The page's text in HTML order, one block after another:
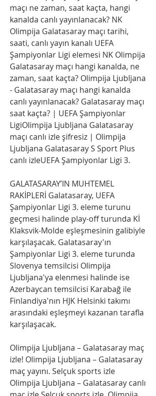
maçı ne zaman, saat kaçta, hangi
kanalda canlı yayınlanacak? NK
Olimpija Galatasaray maçı tarihi,
saati, canlı yayın kanalı UEFA
Şampiyonlar Ligi elemesi NK Olimpija
Galatasaray maçı hangi kanalda, ne
zaman, saat kaçta? Olimpija Ljubljana
- Galatasaray maçı hangi kanalda
canlı yayınlanacak? Galatasaray maçı
saat kaçta? | UEFA Şampiyonlar
LigiOlimpija Ljubljana Galatasaray
maçı canlı izle şifresiz | Olimpija
Ljubljana Galatasaray S Sport Plus
canlı izleUEFA Şampiyonlar Ligi 3.
GALATASARAY’IN MUHTEMEL
RAKİPLERİ Galatasaray, UEFA
Şampiyonlar Ligi 3. eleme turunu
geçmesi halinde play-off turunda Kİ
Klaksvik-Molde eşleşmesinin galibiyle
karşılaşacak. Galatasaray'ın
Şampiyonlar Ligi 3. eleme turunda
Slovenya temsilcisi Olimpija
Ljubljana'ya elenmesi halinde ise
Azerbaycan temsilcisi Karabağ ile
Finlandiya'nın HJK Helsinki takımı
arasındaki eşleşmeyi kazanan tarafla
karşılaşacak.
Olimpija Ljubljana – Galatasaray maç
izle! Olimpija Ljubljana – Galatasaray
maç yayını. Selçuk sports izle
Olimpija Ljubljana – Galatasaray canlı